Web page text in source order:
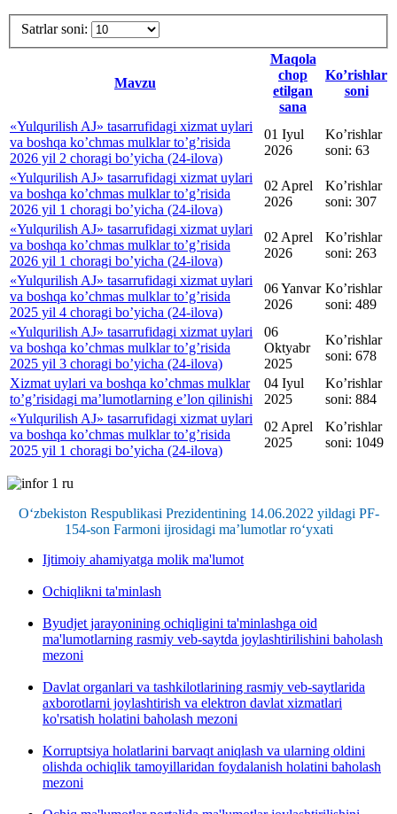
Satrlar soni:
Mavzu
Maqola
chop
etilgan
sana
Ko’rishlar
soni
«Yulqurilish AJ» tasarrufidagi xizmat uylari
va boshqa koʼchmas mulklar toʼgʼrisida
2026 yil 2 choragi bo’yicha (24-ilova)
01 Iyul
2026
Ko’rishlar
soni: 63
«Yulqurilish AJ» tasarrufidagi xizmat uylari
va boshqa koʼchmas mulklar toʼgʼrisida
2026 yil 1 choragi bo’yicha (24-ilova)
02 Aprel
2026
Ko’rishlar
soni: 307
«Yulqurilish AJ» tasarrufidagi xizmat uylari
va boshqa koʼchmas mulklar toʼgʼrisida
2026 yil 1 choragi bo’yicha (24-ilova)
02 Aprel
2026
Ko’rishlar
soni: 263
«Yulqurilish AJ» tasarrufidagi xizmat uylari
va boshqa koʼchmas mulklar toʼgʼrisida
2025 yil 4 choragi bo’yicha (24-ilova)
06 Yanvar
2026
Ko’rishlar
soni: 489
«Yulqurilish AJ» tasarrufidagi xizmat uylari
va boshqa koʼchmas mulklar toʼgʼrisida
2025 yil 3 choragi bo’yicha (24-ilova)
06
Oktyabr
2025
Ko’rishlar
soni: 678
Xizmat uylari va boshqa koʼchmas mulklar
toʼgʼrisidagi maʼlumotlarning eʼlon qilinishi
04 Iyul
2025
Ko’rishlar
soni: 884
«Yulqurilish AJ» tasarrufidagi xizmat uylari
va boshqa koʼchmas mulklar toʼgʼrisida
2025 yil 1 choragi bo’yicha (24-ilova)
02 Aprel
2025
Ko’rishlar
soni: 1049
O‘zbekiston Respublikasi Prezidentining 14.06.2022 yildagi PF-
154-son Farmoni ijrosidagi ma’lumotlar ro‘yxati
Ijtimoiy ahamiyatga molik ma'lumot
Ochiqlikni ta'minlash
Byudjet jarayonining ochiqligini ta'minlashga oid
ma'lumotlarning rasmiy veb-saytda joylashtirilishini baholash
mezoni
Davlat organlari va tashkilotlarining rasmiy veb-saytlarida
axborotlarni joylashtirish va elektron davlat xizmatlari
ko'rsatish holatini baholash mezoni
Korruptsiya holatlarini barvaqt aniqlash va ularning oldini
olishda ochiqlik tamoyillaridan foydalanish holatini baholash
mezoni